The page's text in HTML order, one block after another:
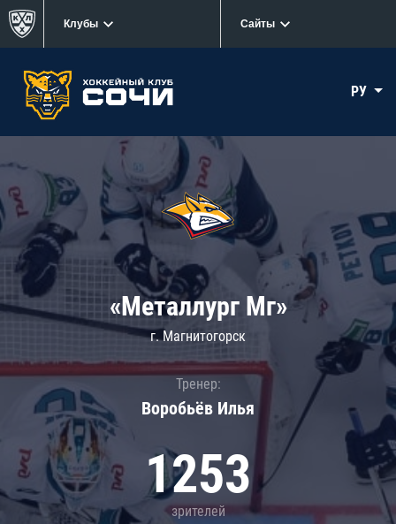
Клубы Сайты
РУ
«Металлург Мг»
г. Магнитогорск
Тренер:
Воробьёв Илья
1253
зрителей